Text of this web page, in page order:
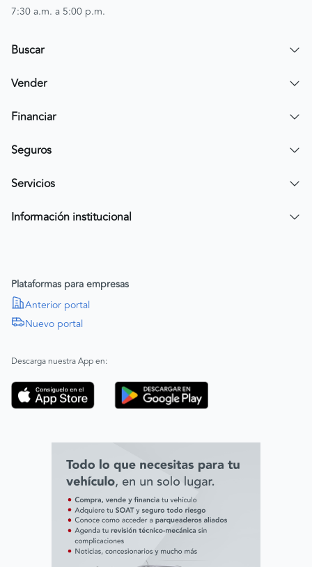
7:30 a.m. a 5:00 p.m.
Buscar
Encuentra un carro
Vender
Publicar mi vehículo
Financiar
Simular crédito
Seguros
Compra tu SOAT
Servicios
Compra y Venta Segura
Información institucional
Política de Derechos Humanos
SAGRILAFT
Código de ética
Línea ética ADL digital Lab
Descarga nuestra App en:
Plataformas para empresas
Anterior portal
Nuevo portal